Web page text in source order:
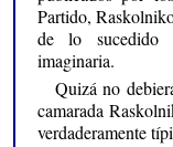
Partido,
de lo sucedido
imaginaria.
Quizá no
camarada
verdaderamente